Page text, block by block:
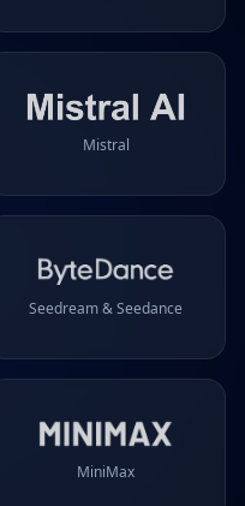
Mistral
Seedream & Seedance
MiniMax